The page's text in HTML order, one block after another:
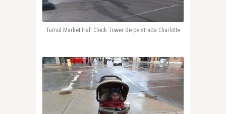
Turnul Market Hall Clock Tower de pe strada Charlotte